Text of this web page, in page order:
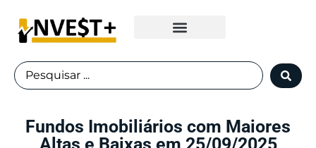
Fundos Imobiliários com Maiores